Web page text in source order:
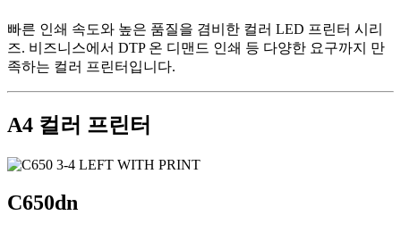
빠른 인쇄 속도와 높은 품질을 겸비한 컬러 LED 프린터 시리
즈. 비즈니스에서 DTP 온 디맨드 인쇄 등 다양한 요구까지 만
족하는 컬러 프린터입니다.
A4 컬러 프린터
C650dn